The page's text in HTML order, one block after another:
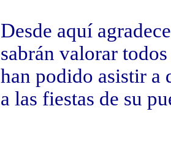
Desde aquí
sabrán valorar
han podido asistir a
a las fiestas de su